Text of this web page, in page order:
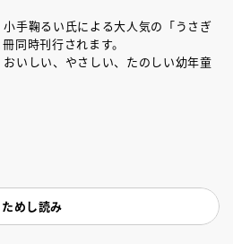
手鞠るい氏による大人気の「うさぎ
同時刊行されます。
いしい、やさしい、たのしい幼年童
ためし読み